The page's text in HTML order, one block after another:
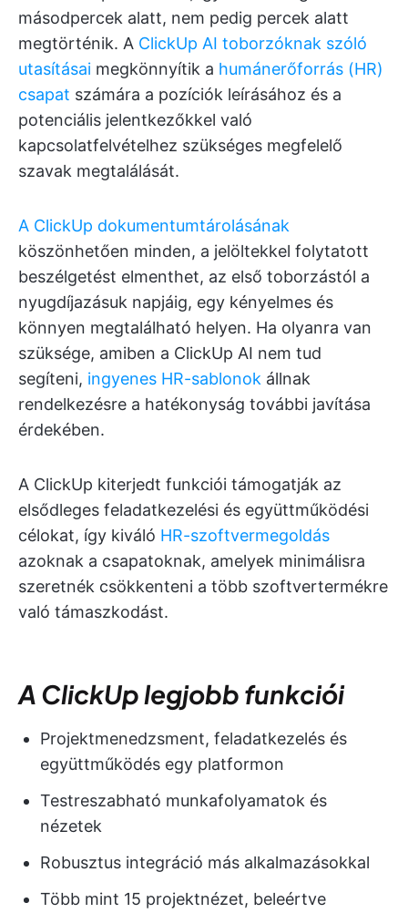
másodpercek alatt, nem pedig percek alatt
megtörténik. A ClickUp AI toborzóknak szóló
utasításai megkönnyítik a humánerőforrás (HR)
csapat számára a pozíciók leírásához és a
potenciális jelentkezőkkel való
kapcsolatfelvételhez szükséges megfelelő
szavak megtalálását.
A ClickUp dokumentumtárolásának
köszönhetően minden, a jelöltekkel folytatott
beszélgetést elmenthet, az első toborzástól a
nyugdíjazásuk napjáig, egy kényelmes és
könnyen megtalálható helyen. Ha olyanra van
szüksége, amiben a ClickUp AI nem tud
segíteni, ingyenes HR-sablonok állnak
rendelkezésre a hatékonyság további javítása
érdekében.
A ClickUp kiterjedt funkciói támogatják az
elsődleges feladatkezelési és együttműködési
célokat, így kiváló HR-szoftvermegoldás
azoknak a csapatoknak, amelyek minimálisra
szeretnék csökkenteni a több szoftvertermékre
való támaszkodást.
A ClickUp legjobb funkciói
Projektmenedzsment, feladatkezelés és
együttműködés egy platformon
Testreszabható munkafolyamatok és
nézetek
Robusztus integráció más alkalmazásokkal
Több mint 15 projektnézet, beleértve